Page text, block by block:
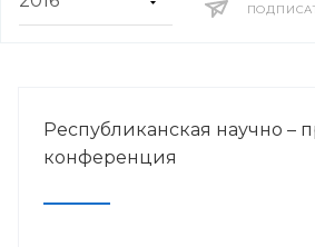
Республиканская научно –
конференция